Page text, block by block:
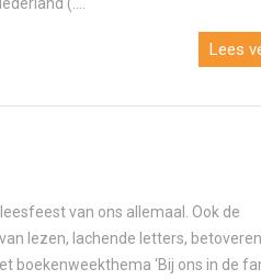
Lees
van ons allemaal. Ook de
lezen, lachende letters,
boekenweekthema ‘Bij ons in de